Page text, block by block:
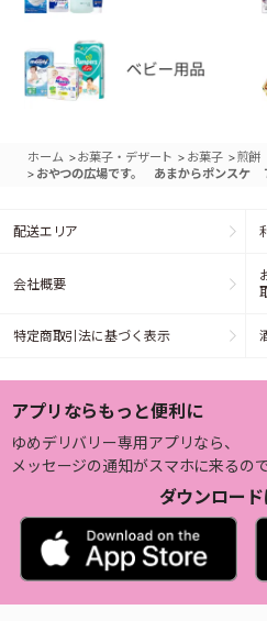
ホーム >お菓子・デザート > お菓子 >煎餅
> おやつの広場です。 あまからポンスケ
配送エリア
会社概要
特定商取引法に基づく表示
アプリならもっと便利に
ゆめデリバリー専用アプリなら、
メッセージの通知がスマホに来るの
ダウンロード